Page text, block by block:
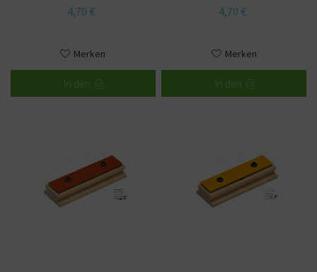
4,70 €
Merken
In den
4,70 €
Merken
In den